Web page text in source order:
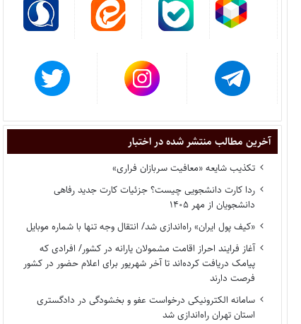
آخرین مطالب منتشر شده در اختبار
تکذیب شایعه «معافیت سربازان فراری»
ردا کارت دانشجویی چیست؟ جزئیات کارت جدید رفاهی
دانشجویان از مهر ۱۴۰۵
«کیف پول ایران» راه‌اندازی شد/ انتقال وجه تنها با شماره موبایل
آغاز فرایند احراز اقامت مشمولان یارانه در کشور/ افرادی که
پیامک دریافت کرده‌اند تا آخر شهریور برای اعلام حضور در کشور
فرصت دارند
سامانه الکترونیکی درخواست عفو و بخشودگی در دادگستری
استان تهران راه‌اندازی شد